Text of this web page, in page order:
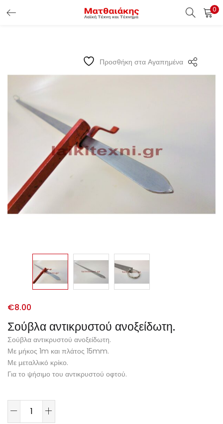
0
Προσθήκη στα Αγαπημένα
Σούβλα αντικρυστού ανοξείδωτη.
€8.00
Σούβλα αντικρυστού ανοξείδωτη.
Με μήκος 1m και πλάτος 15mm.
Με μεταλλικό κρίκο.
Για το ψήσιμο του αντικρυστού οφτού.
ΕΊΣΟΔΟΣ ΠΕΛΑΤΏΝ
Υπενθύμιση κωδικού
Είσοδος Πελατών
Χάσατε τον κωδικό σας ?